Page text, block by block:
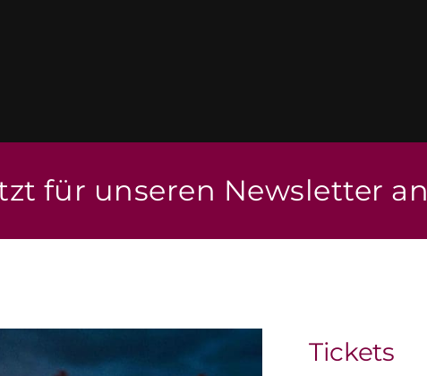
für unseren Newsletter an
Tickets